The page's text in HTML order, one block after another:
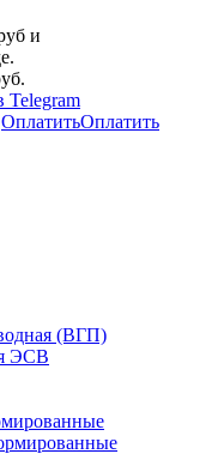
и
ОплатитьОплатить
(ВГП)
ЭСВ